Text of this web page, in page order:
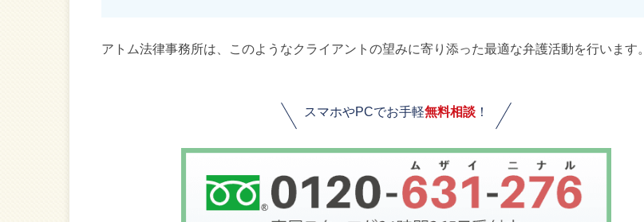
アトム法律事務所は、このようなクライアントの望みに寄り添った最適な弁護活動を行います。
スマホやPCでお手軽無料相談 ！